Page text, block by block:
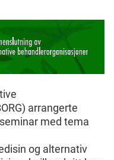
arrangerte
med tema
og alternativ